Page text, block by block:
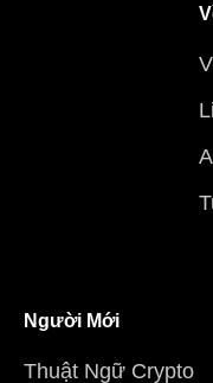
Người Mới
Thuật Ngữ Crypto